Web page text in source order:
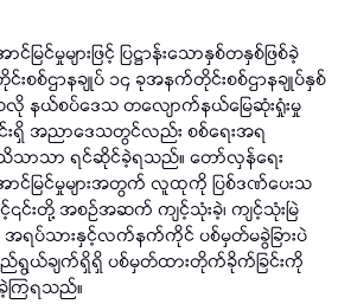
ြင်မှုများဖြင့် ပြဋ္ဌာန်းသောနှစ်တနှစ်ဖြစ်ခဲ့
စစ်ဌာနချုပ် ၁၄ ခုအနက်တိုင်းစစ်ဌာနချုပ်နှစ်
ယ်စပ်ဒေသ တလျောက်နယ်မြေဆုံးရှုံးမှု
င်းရှိ အညာဒေသတွင်လည်း စစ်ရေးအရ
သိသာသာ ရင်ဆိုင်ခဲ့ရသည်။ တော်လှန်ရေး
ောင်မြင်မှုများအတွက် လူထုကို ပြစ်ဒဏ်ပေးသ
င်းတို့ အစဉ်အဆက် ကျင့်သုံးခဲ့၊ ကျင့်သုံးမြဲ
အရပ်သားနှင့်လက်နက်ကိုင် ပစ်မှတ်မခွဲခြားပဲ
ည်ရွယ်ချက်ရှိရှိ ပစ်မှတ်ထားတိုက်ခိုက်ခြင်းကို
ြရသည်။